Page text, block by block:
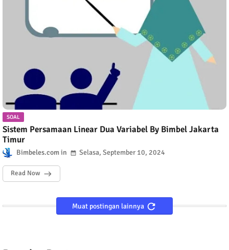
SOAL
Sistem Persamaan Linear Dua Variabel By Bimbel Jakarta
Timur
Bimbeles.com Selasa, September 10, 2024
Read Now
Muat postingan lainnya